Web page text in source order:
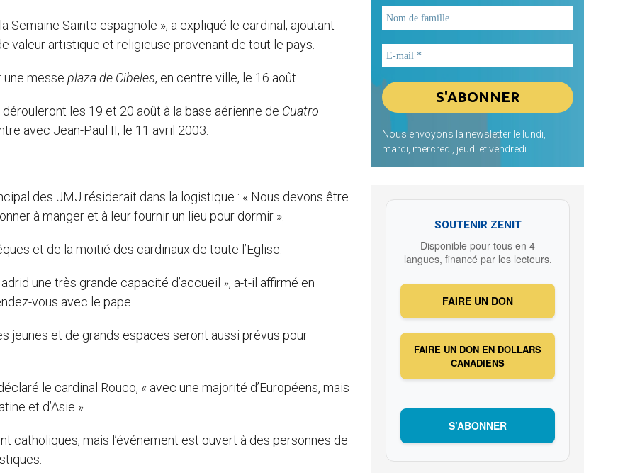
Semaine Sainte espagnole », a expliqué le cardinal, ajoutant
valeur artistique et religieuse provenant de tout le pays.
messe plaza de Cibeles, en centre ville, le 16 août.
les 19 et 20 août à la base aérienne de Cuatro
avec Jean-Paul II, le 11 avril 2003.
des JMJ résiderait dans la logistique : « Nous devons être
à manger et à leur fournir un lieu pour dormir ».
et de la moitié des cardinaux de toute l’Eglise.
une très grande capacité d’accueil », a-t-il affirmé en
vous avec le pape.
jeunes et de grands espaces seront aussi prévus pour
le cardinal Rouco, « avec une majorité d’Européens, mais
et d’Asie ».
catholiques, mais l’événement est ouvert à des personnes de
Nous envoyons la newsletter le lundi,
mardi, mercredi, jeudi et vendredi
SOUTENIR ZENIT
Disponible pour tous en 4
langues, financé par les lecteurs.
FAIRE UN DON
FAIRE UN DON EN DOLLARS
CANADIENS
S’ABONNER